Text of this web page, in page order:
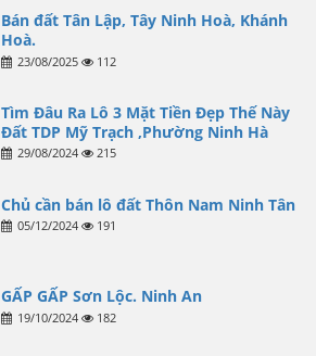
Bán đất Tân Lập, Tây Ninh Hoà, Khánh
Hoà.
23/08/2025 112
Tìm Đâu Ra Lô 3 Mặt Tiền Đẹp Thế Này
Đất TDP Mỹ Trạch ,Phường Ninh Hà
29/08/2024 215
Chủ cần bán lô đất Thôn Nam Ninh Tân
05/12/2024 191
GẤP GẤP Sơn Lộc. Ninh An
19/10/2024 182